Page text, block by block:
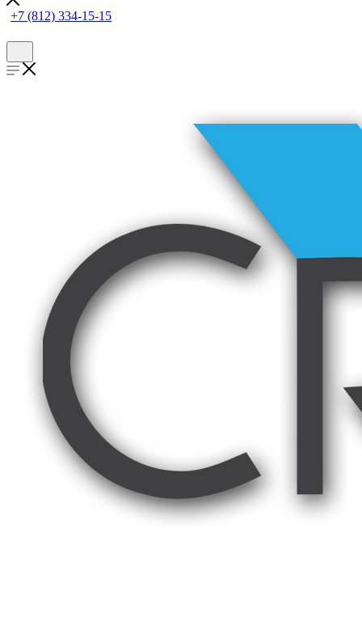
+7 (812) 334-15-15